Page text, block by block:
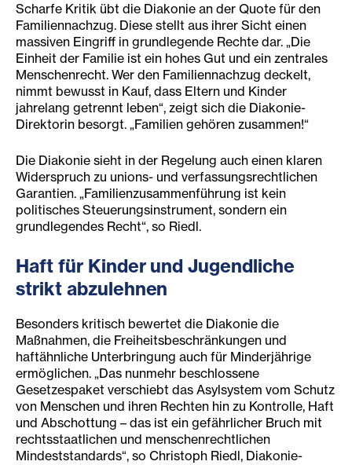
Scharfe Kritik übt die Diakonie an der Quote für den
Familiennachzug. Diese stellt aus ihrer Sicht einen
massiven Eingriff in grundlegende Rechte dar. „Die
Einheit der Familie ist ein hohes Gut und ein zentrales
Menschenrecht. Wer den Familiennachzug deckelt,
nimmt bewusst in Kauf, dass Eltern und Kinder
jahrelang getrennt leben“, zeigt sich die Diakonie-
Direktorin besorgt. „Familien gehören zusammen!“
Die Diakonie sieht in der Regelung auch einen klaren
Widerspruch zu unions- und verfassungsrechtlichen
Garantien. „Familienzusammenführung ist kein
politisches Steuerungsinstrument, sondern ein
grundlegendes Recht“, so Riedl.
Haft für Kinder und Jugendliche
strikt abzulehnen
Besonders kritisch bewertet die Diakonie die
Maßnahmen, die Freiheitsbeschränkungen und
haftähnliche Unterbringung auch für Minderjährige
ermöglichen. „Das nunmehr beschlossene
Gesetzespaket verschiebt das Asylsystem vom Schutz
von Menschen und ihren Rechten hin zu Kontrolle, Haft
und Abschottung – das ist ein gefährlicher Bruch mit
rechtsstaatlichen und menschenrechtlichen
Mindeststandards“, so Christoph Riedl, Diakonie-